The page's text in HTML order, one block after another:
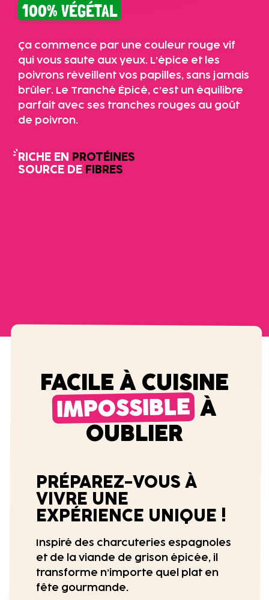
100% VÉGÉTAL
Ça commence par une couleur rouge vif
qui vous saute aux yeux. L’épice et les
poivrons réveillent vos papilles, sans jamais
brûler. Le Tranché Épicé, c’est un équilibre
parfait avec ses tranches rouges au goût
de poivron.
RICHE EN PROTÉINES
SOURCE DE FIBRES
FACILE À CUISINE
IMPOSSIBLEÀ
OUBLIER
PRÉPAREZ-VOUS À
VIVRE UNE
EXPÉRIENCE UNIQUE !
Inspiré des charcuteries espagnoles
et de la viande de grison épicée, il
transforme n’importe quel plat en
fête gourmande.
dont sucres
Fibres alimentaires
Protéines
Sel
Sodium